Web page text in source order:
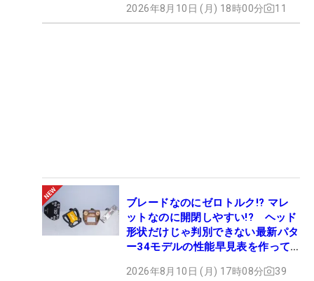
2026年8月10日 (月) 18時00分 11
ブレードなのにゼロトルク!? マレ
ットなのに開閉しやすい!? ヘッド
形状だけじゃ判別できない最新パタ
ー34モデルの性能早見表を作って
2026年8月10日 (月) 17時08分 39